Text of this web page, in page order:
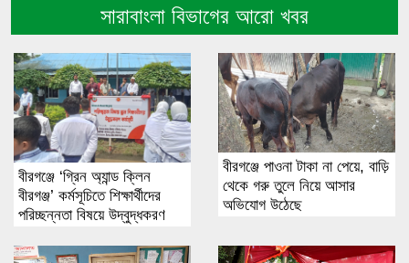
সারাবাংলা বিভাগের আরো খবর
বীরগঞ্জে ‘গ্রিন অ্যান্ড ক্লিন
বীরগঞ্জ’ কর্মসূচিতে শিক্ষার্থীদের
পরিচ্ছন্নতা বিষয়ে উদ্বুদ্ধকরণ
বীরগঞ্জে পাওনা টাকা না পেয়ে, বাড়ি
থেকে গরু তুলে নিয়ে আসার
অভিযোগ উঠেছে